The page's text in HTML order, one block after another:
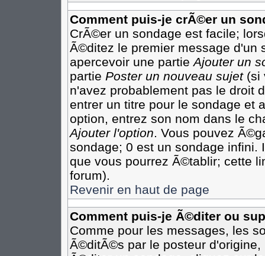
Comment puis-je crÃ©er un
CrÃ©er un sondage est facile;
Ã©ditez le premier message d'un
apercevoir une partieAjouter un
partie Poster un nouveau sujet(si
n'avez probablement pas le droit
entrer un titre pour le sondage et
option, entrez son nom dans le
Ajouter l'option. Vous pouvez
sondage; 0 est un sondage infini.
que vous pourrez Ã©tablir; cette
forum).
Revenir en haut de page
Comment puis-je Ã©diter ou
Comme pour les messages, les
Ã©ditÃ©s par le posteur